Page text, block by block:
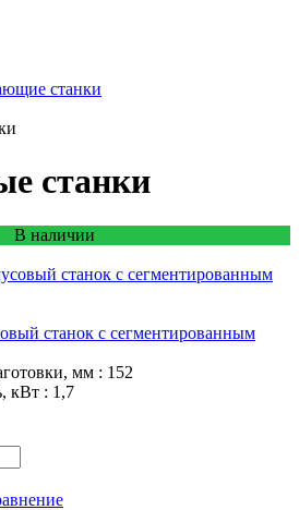
станки
станки
В наличии
станок с сегментированным
мм : 152
кВт : 1,7